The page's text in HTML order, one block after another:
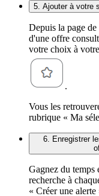
5. Ajouter à votre
Depuis la page
d'une offre
votre choix à
.
Vous les
rubrique « Ma
6. Enregistrer
Gagnez du temps
recherche à
« Créer une alerte